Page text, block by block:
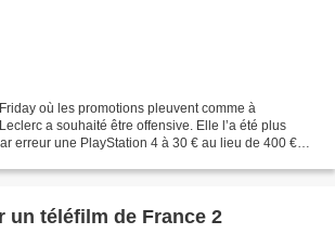
où les promotions pleuvent comme à
a souhaité être offensive. Elle l’a été plus
erreur une PlayStation 4 à 30 € au lieu de 400 €
un téléfilm de France 2